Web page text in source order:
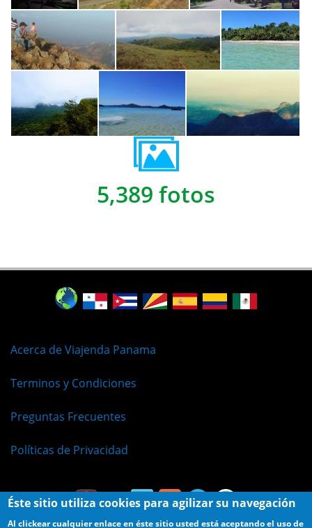
5,389 fotos
Acerca de Viajenda Panama
Terminos y Condiciones
Preguntas Frecuentes
Políticas de Privacidad
Éste sitio utiliza cookies para agilizar su navegación
Al clickear cualquier enlace en éste sitio usted está aceptando el uso de